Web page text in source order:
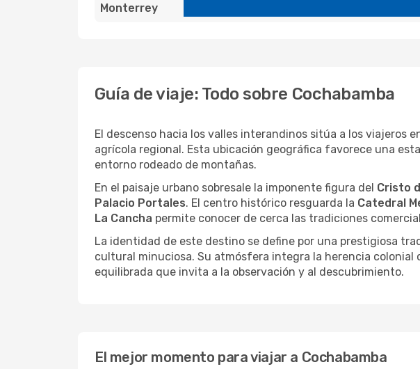
Monterrey
Guía de viaje: Todo sobre Cochabamba
El descenso hacia los valles interandinos sitúa a los viajeros
agrícola regional. Esta ubicación geográfica favorece una
entorno rodeado de montañas.
En el paisaje urbano sobresale la imponente figura del Cristo
Palacio Portales. El centro histórico resguarda la Catedral
La Cancha permite conocer de cerca las tradiciones
La identidad de este destino se define por una prestigiosa
cultural minuciosa. Su atmósfera integra la herencia
equilibrada que invita a la observación y al descubrimiento.
El mejor momento para viajar a Cochabamba